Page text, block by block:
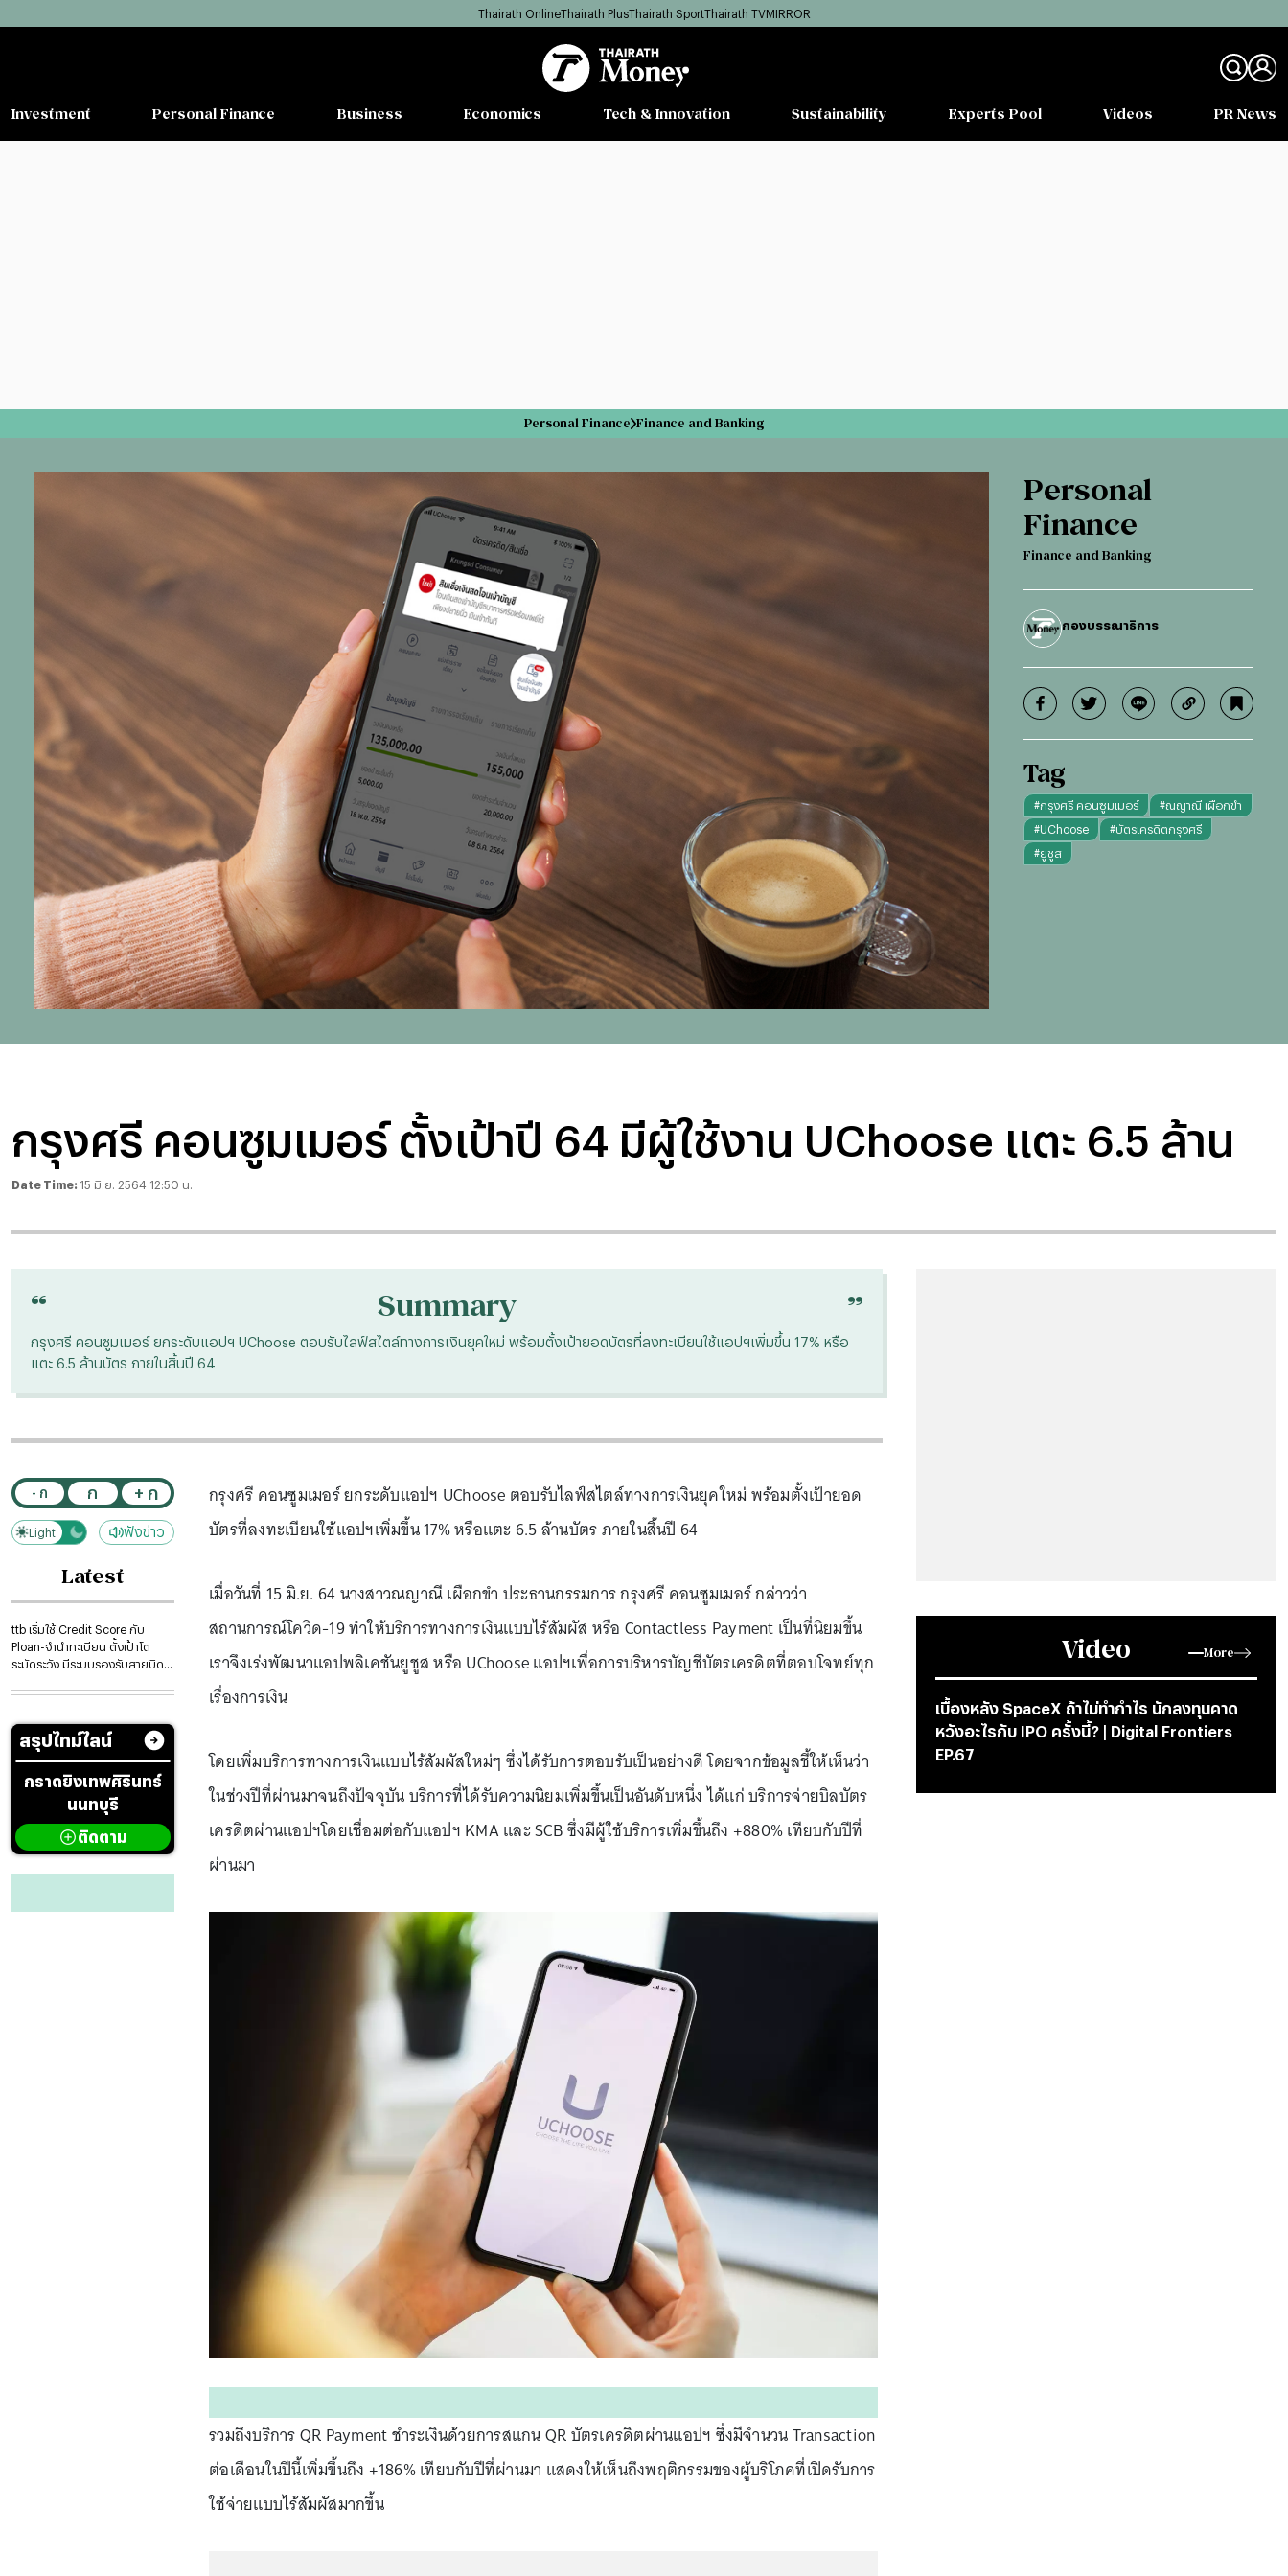
Thairath OnlineThairath PlusThairath SportThairath TVMIRROR
Investment Personal Finance Business Economics Tech & Innovation Sustainability Experts Pool Videos PR News
Personal Finance Finance and Banking
Personal
Finance
Finance and Banking
กองบรรณาธิการ
Tag
#กรุงศรี คอนซูมเมอร์ #ณญาณี เผือกขำ
#UChoose #บัตรเครดิตกรุงศรี
#ยูชูส
กรุงศรี คอนซูมเมอร์ ตั้งเป้าปี 64 มีผู้ใช้งาน UChoose แตะ 6.5 ล้าน
Date Time: 15 มิ.ย. 2564 12:50 น.
Video More
เบื้องหลัง SpaceX ถ้าไม่ทำกำไร นักลงทุนคาด
หวังอะไรกับ IPO ครั้งนี้? | Digital Frontiers
EP.67
“ Summary “
กรุงศรี คอนซูมเมอร์ ยกระดับแอปฯ UChoose ตอบรับไลฟ์สไตล์ทางการเงินยุคใหม่ พร้อมตั้งเป้ายอดบัตรที่ลงทะเบียนใช้แอปฯเพิ่มขึ้น 17% หรือ
แตะ 6.5 ล้านบัตร ภายในสิ้นปี 64
- ก ก + ก
Dark
Light ฟังข่าว
Latest
ttb เริ่มใช้ Credit Score กับ
Ploan-จำนำทะเบียน ตั้งเป้าโต
ระมัดระวัง มีระบบรองรับสายบิด
สรุปไทม์ไลน์
กราดยิงเทพศิรินทร์
นนทบุรี
ติดตาม
กรุงศรี คอนซูมเมอร์ ยกระดับแอปฯ UChoose ตอบรับไลฟ์สไตล์ทางการเงินยุคใหม่ พร้อมตั้งเป้ายอด
บัตรที่ลงทะเบียนใช้แอปฯเพิ่มขึ้น 17% หรือแตะ 6.5 ล้านบัตร ภายในสิ้นปี 64
เมื่อวันที่ 15 มิ.ย. 64 นางสาวณญาณี เผือกขำ ประธานกรรมการ กรุงศรี คอนซูมเมอร์ กล่าวว่า
สถานการณ์โควิด-19 ทำให้บริการทางการเงินแบบไร้สัมผัส หรือ Contactless Payment เป็นที่นิยมขึ้น
เราจึงเร่งพัฒนาแอปพลิเคชันยูชูส หรือ UChoose แอปฯเพื่อการบริหารบัญชีบัตรเครดิตที่ตอบโจทย์ทุก
เรื่องการเงิน
โดยเพิ่มบริการทางการเงินแบบไร้สัมผัสใหม่ๆ ซึ่งได้รับการตอบรับเป็นอย่างดี โดยจากข้อมูลชี้ให้เห็นว่า
ในช่วงปีที่ผ่านมาจนถึงปัจจุบัน บริการที่ได้รับความนิยมเพิ่มขึ้นเป็นอันดับหนึ่ง ได้แก่ บริการจ่ายบิลบัตร
เครดิตผ่านแอปฯโดยเชื่อมต่อกับแอปฯ KMA และ SCB ซึ่งมีผู้ใช้บริการเพิ่มขึ้นถึง +880% เทียบกับปีที่
ผ่านมา
รวมถึงบริการ QR Payment ชำระเงินด้วยการสแกน QR บัตรเครดิตผ่านแอปฯ ซึ่งมีจำนวน Transaction
ต่อเดือนในปีนี้เพิ่มขึ้นถึง +186% เทียบกับปีที่ผ่านมา แสดงให้เห็นถึงพฤติกรรมของผู้บริโภคที่เปิดรับการ
ใช้จ่ายแบบไร้สัมผัสมากขึ้น